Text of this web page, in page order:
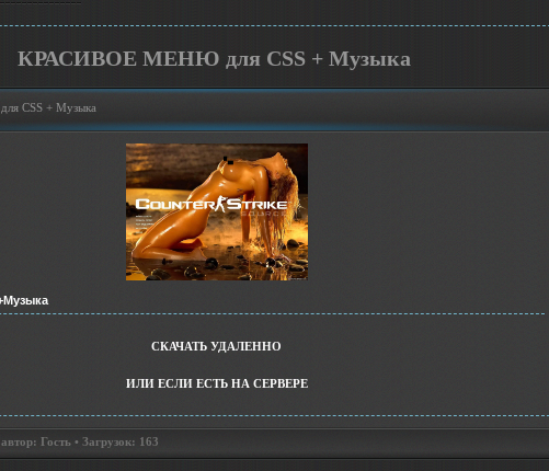
КРАСИВОЕ МЕНЮ для CSS + Музыка
CSS + Музыка
СКАЧАТЬ УДАЛЕННО
ИЛИ ЕСЛИ ЕСТЬ НА СЕРВЕРЕ
Гость • Загрузок: 163